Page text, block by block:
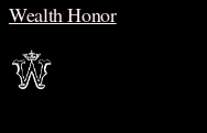
Wealth Honor